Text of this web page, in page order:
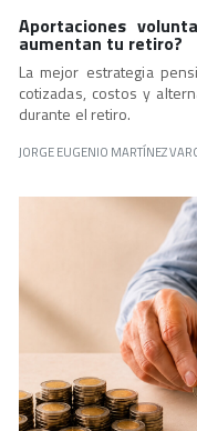
Aportaciones
aumentan tu retiro?
La mejor estrategia
cotizadas, costos y
durante el retiro.
JORGE EUGENIO MARTÍNEZ